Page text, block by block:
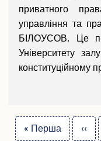
приватного
управління та
БІЛОУСОВ. Це
Університету
конституційному
Розбивка
Перша
« Перша ‹‹